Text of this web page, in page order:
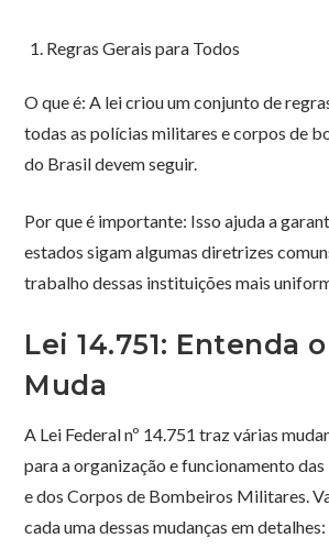
Regras Gerais para Todos
O que é: A lei criou um conjunto de
todas as polícias militares e corpos de
do Brasil devem seguir.
Por que é importante: Isso ajuda a
estados sigam algumas diretrizes
trabalho dessas instituições mais
Lei 14.751: Entenda
Muda
A Lei Federal nº 14.751 traz várias
para a organização e funcionamento
e dos Corpos de Bombeiros Militares.
cada uma dessas mudanças em detalhes: